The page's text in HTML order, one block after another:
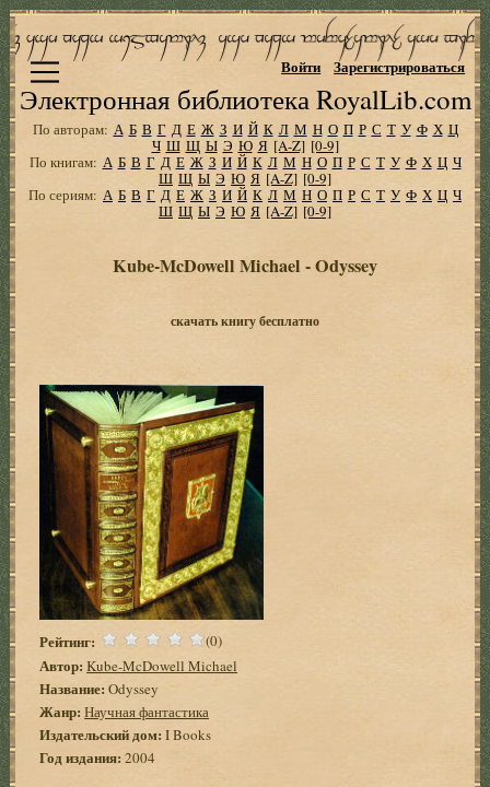
Электронная библиотека RoyalLib.com
Войти Зарегистрироваться
По авторам: А Б В Г Д Е Ж З И Й К Л М Н О П Р С Т У Ф Х Ц
Ч Ш Щ Ы Э Ю Я [A-Z] [0-9]
По книгам: А Б В Г Д Е Ж З И Й К Л М Н О П Р С Т У Ф Х Ц Ч
Ш Щ Ы Э Ю Я [A-Z] [0-9]
По сериям: А Б В Г Д Е Ж З И Й К Л М Н О П Р С Т У Ф Х Ц Ч
Ш Щ Ы Э Ю Я [A-Z] [0-9]
Kube-McDowell Michael - Odyssey
скачать книгу бесплатно
Рейтинг: (0)
Автор: Kube-McDowell Michael
Название: Odyssey
Жанр: Научная фантастика
Издательский дом: I Books
Год издания: 2004